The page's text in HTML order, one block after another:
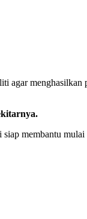
agar menghasilkan
membantu